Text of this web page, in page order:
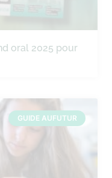
oral 2025 pour
GUIDE AUFUTUR